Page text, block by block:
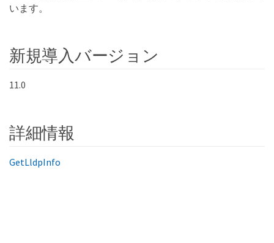
います。
新規導入バージョン
11.0
詳細情報
GetLldpInfo